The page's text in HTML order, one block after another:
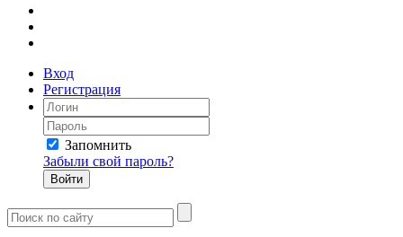
Вход
Регистрация
Запомнить
Забыли свой пароль?